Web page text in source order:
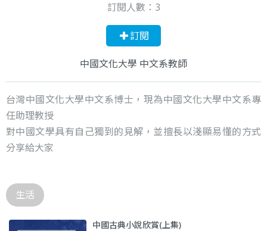
訂閱人數： 3
訂閱
中國文化大學 中文系教師
台灣中國文化大學中文系博士，現為中國文化大學中文系專
任助理教授
對中國文學具有自己獨到的見解，並擅長以淺顯易懂的方式
分享給大家
生活
中國古典小說欣賞(上集)